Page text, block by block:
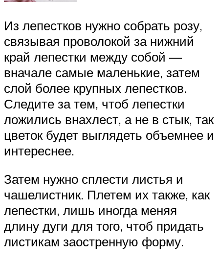
Из лепестков нужно собрать розу,
связывая проволокой за нижний
край лепестки между собой —
вначале самые маленькие, затем
слой более крупных лепестков.
Следите за тем, чтоб лепестки
ложились внахлест, а не в стык, так
цветок будет выглядеть объемнее и
интереснее.
Затем нужно сплести листья и
чашелистник. Плетем их также, как
лепестки, лишь иногда меняя
длину дуги для того, чтоб придать
листикам заостренную форму.